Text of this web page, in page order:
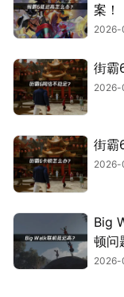
案！
街霸
街霸
Big
顿问